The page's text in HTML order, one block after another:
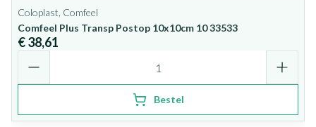
Coloplast, Comfeel
Comfeel Plus Transp Postop 10x10cm 10 33533
€ 38,61
Bestel